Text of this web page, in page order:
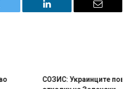
LinkedIn Email
им веруваат на генералите